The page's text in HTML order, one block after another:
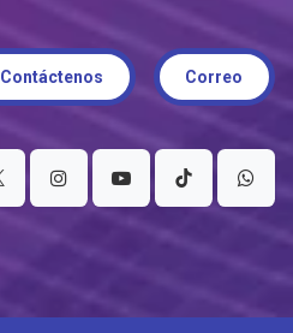
Contáctenos Correo